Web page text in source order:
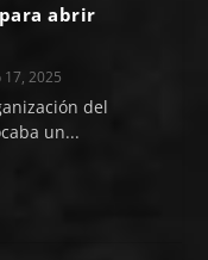
para abrir
17, 2025
del
un...